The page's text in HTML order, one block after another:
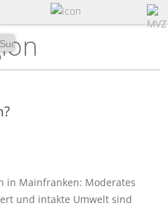
in Mainfranken: Moderates
und intakte Umwelt sind